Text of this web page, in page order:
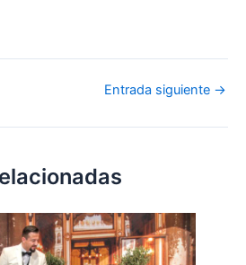
Entrada siguiente →